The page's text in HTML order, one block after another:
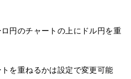
ロ円のチャートの上にドル円を重
を重ねるかは設定で変更可能